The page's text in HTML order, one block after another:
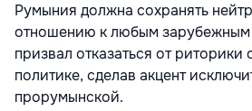
Румыния должна сохранять
отношению к любым зарубежным
призвал отказаться от
политике, сделав акцент
прорумынской.